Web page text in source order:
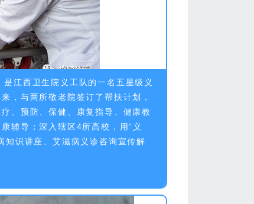
江西卫生院义工队的一名五星级义
，与两所敬老院签订了帮扶计划，
、预防、保健、康复指导、健康教
辅导；深入辖区4所高校，用“义
知识讲座、艾滋病义诊咨询宣传解